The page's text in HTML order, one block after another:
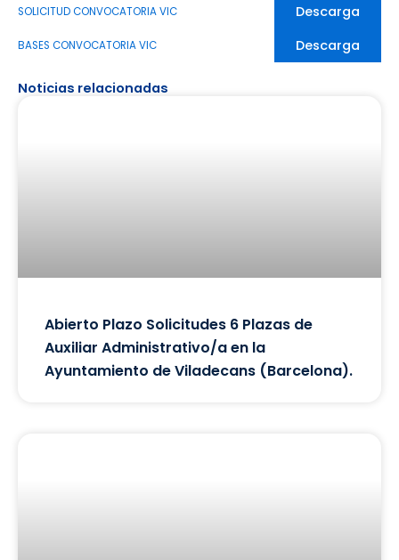
SOLICITUD CONVOCATORIA VIC Descarga
BASES CONVOCATORIA VIC Descarga
Noticias relacionadas
Abierto Plazo Solicitudes 6 Plazas de
Auxiliar Administrativo/a en la
Ayuntamiento de Viladecans (Barcelona).